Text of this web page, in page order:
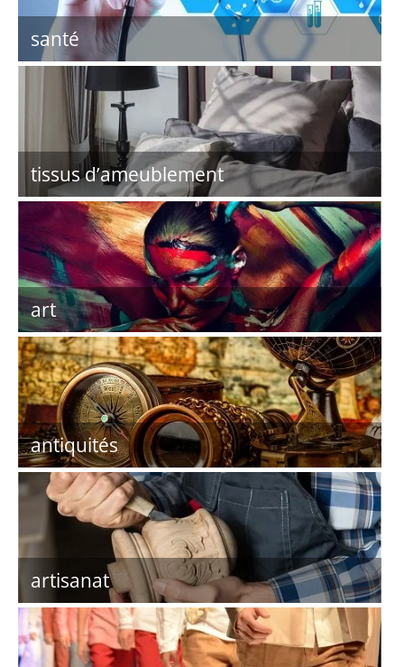
santé
tissus d’ameublement
art
antiquités
artisanat